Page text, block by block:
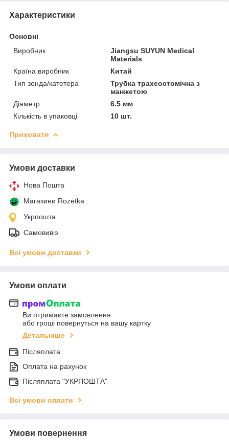
Характеристики
Основні
Виробник
Jiangsu SUYUN Medical
Materials
Країна виробник
Китай
Тип зонда/катетера
Трубка трахеостомічна з
манжетою
Діаметр
6.5 мм
Кількість в упаковці
10 шт.
Приховати
Умови доставки
Нова Пошта
Магазини Rozetka
Укрпошта
Самовивіз
Всі умови доставки
Умови оплати
Ви отримаєте замовлення
або гроші повернуться на вашу картку
Детальніше
Післяплата
Оплата на рахунок
Післяплата "УКРПОШТА"
Всі умови оплати
Умови повернення